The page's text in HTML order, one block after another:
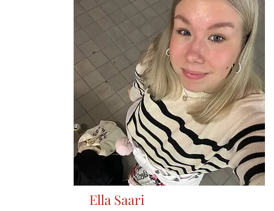
Ella Saari